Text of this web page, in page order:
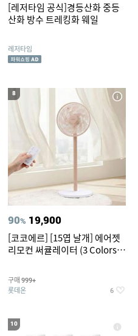
[레저타임 공식]경등산화 중등
산화 방수 트레킹화 웨일
레저타임
8
90% 19,900
[코코에르] [15엽 날개] 에어젯
리모컨 써큘레이터 (3 Colors
구매 999+
롯데온 6
10